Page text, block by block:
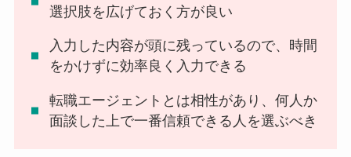
選択肢を広げておく方が良い
入力した内容が頭に残っているので、 時間
をかけずに効率良く入力できる
転職エージェントとは相性があり、 何人か
面談した上で一番信頼できる人を選ぶべき